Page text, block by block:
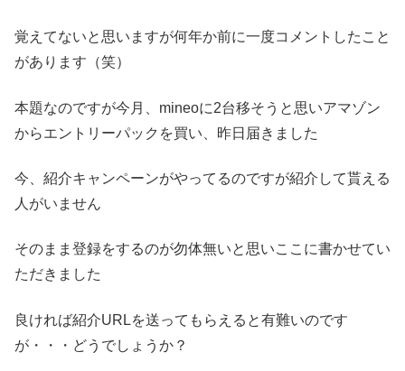
覚えてないと思いますが何年か前に一度コメントしたこと
があります（笑）
本題なのですが今月、mineoに2台移そうと思いアマゾン
からエントリーパックを買い、昨日届きました
今、紹介キャンペーンがやってるのですが紹介して貰える
人がいません
そのまま登録をするのが勿体無いと思いここに書かせてい
ただきました
良ければ紹介URLを送ってもらえると有難いのです
が・・・どうでしょうか？